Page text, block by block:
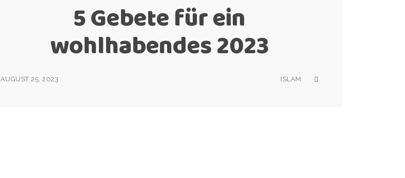
5 Gebete für ein
wohlhabendes 2023
AUGUST 25, 2023 ISLAM